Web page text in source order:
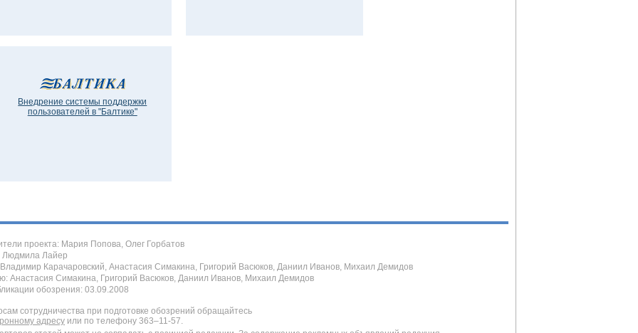
Внедрение системы поддержки
пользователей в "Балтике"
проекта: Мария Попова, Олег Горбатов
Людмила Лайер
Карачаровский, Анастасия Симакина, Григорий Васюков, Даниил Иванов, Михаил Демидов
Анастасия Симакина, Григорий Васюков, Даниил Иванов, Михаил Демидов
обозрения: 03.09.2008
сотрудничества при подготовке обозрений обращайтесь
адресу или по телефону 363–11-57.